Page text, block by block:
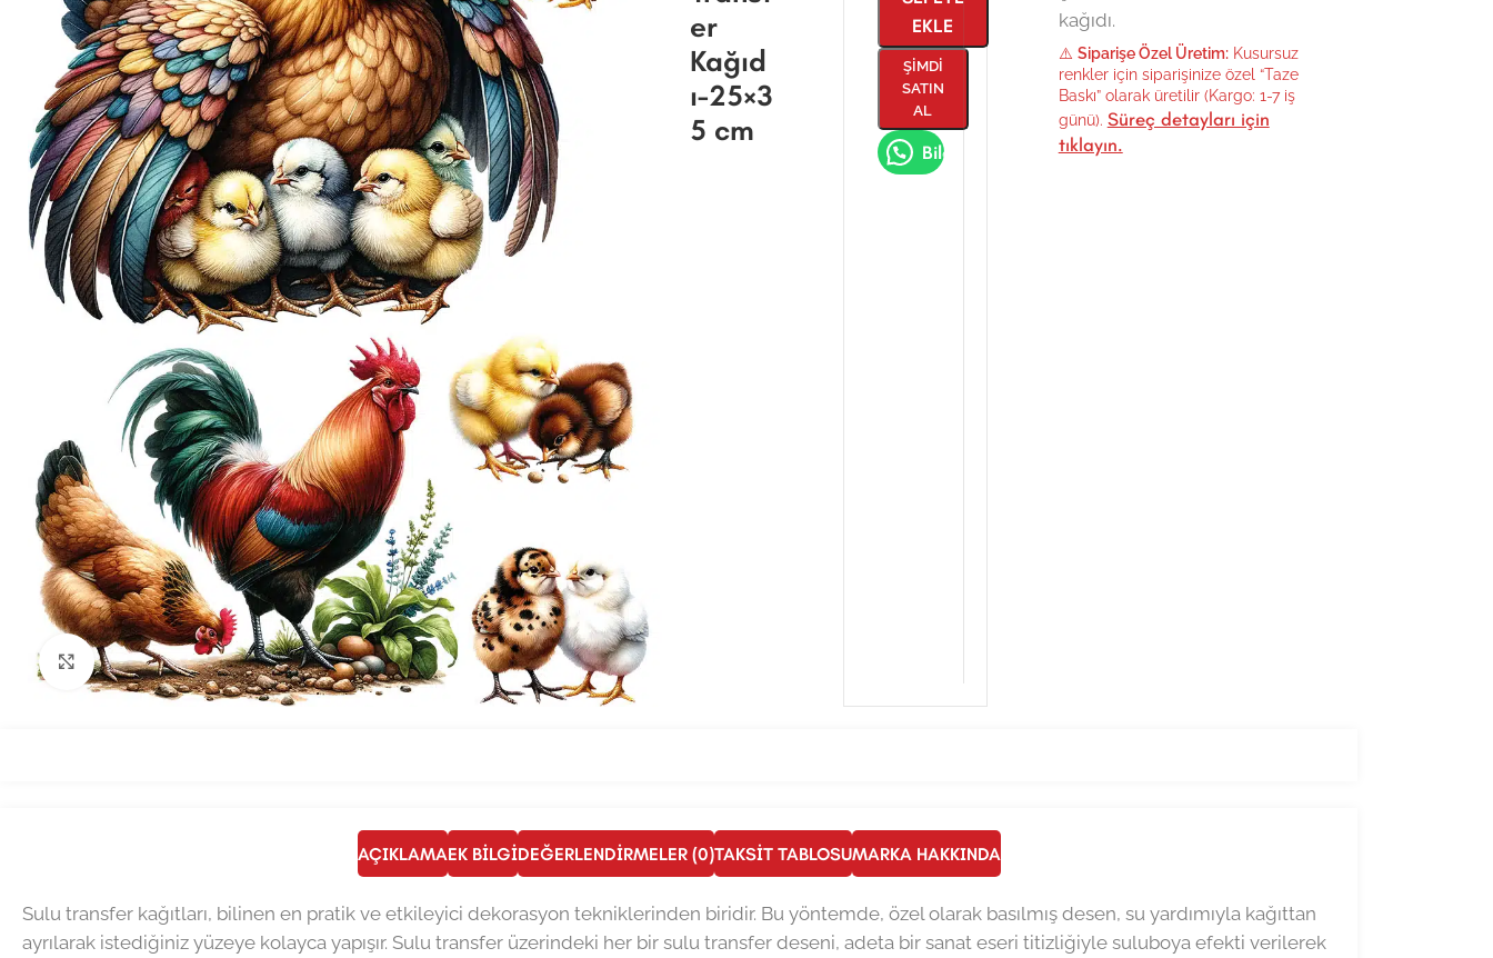
Büyütmek için tıklayın
er
Kağıd
ı-25×3
5 cm
EKLE
ŞIMDI
SATIN
AL
Bilgi Al
kağıdı.
⚠️ Siparişe Özel Üretim:Kusursuz
renkler için siparişinize özel “Taze
Baskı” olarak üretilir (Kargo: 1-7 iş
günü). Süreç detayları için
tıklayın.
AÇIKLAMAEK BILGIDEĞERLENDIRMELER (0)TAKSIT TABLOSUMARKA HAKKINDA
Sulu transfer kağıtları, bilinen en pratik ve etkileyici dekorasyon tekniklerinden biridir. Bu yöntemde, özel olarak basılmış desen, su yardımıyla kağıttan
ayrılarak istediğiniz yüzeye kolayca yapışır. Sulu transfer üzerindeki her bir sulu transfer deseni, adeta bir sanat eseri titizliğiyle suluboya efekti verilerek